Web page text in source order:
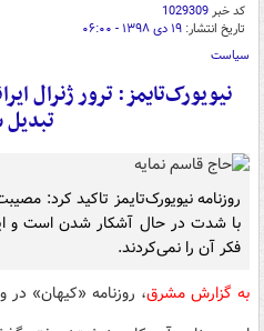
کد خبر1029309
تاریخ انتشار: ۱۹ دی ۱۳۹۸ - ۰۶:۰۰
سیاست
نیویورک‌تایمز: ترور ژنرال
روزنامه نیویورک‌تایمز تاکید کرد:
با شدت در حال آشکار شدن است و
فکر آن را نمی‌کردند.
به گزارش مشرق، روزنامه «کیهان»